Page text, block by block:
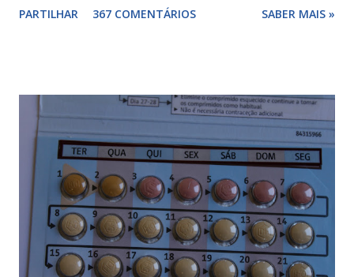
componentes. Composição da yasminelle®: lactose mono-
A pilula yasminelle® deve ser tomada todos os dias, no
mesmo horário, durante 21 dias, após os quais deve fazer 7
dias de pausa (semana de descanso ou pausa), durante estes
7 dias descerá o período menstrual, normalmente no 3° ou
4° dia da pausa. As caixas seguintes deverão ser tomadas
seguindo o esquema 1+7+21+7+21.... . Como iniciar a
yasminelle® Para iniciar a pilula yasminelle® a mulher deve
esperar pelo primeiro dia da menstruação e iniciar a pilula
PARTILHAR 367 COMENTÁRIOS SABER MAIS »